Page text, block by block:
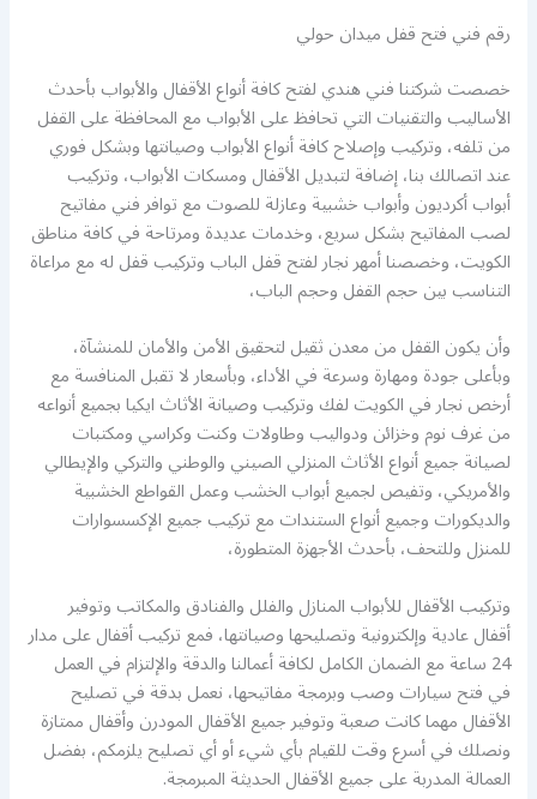
رقم فني فتح قفل ميدان حولي
خصصت شركتنا فني هندي لفتح كافة أنواع الأقفال والأبواب بأحدث
الأساليب والتقنيات التي تحافظ على الأبواب مع المحافظة على القفل
من تلفه، وتركيب وإصلاح كافة أنواع الأبواب وصيانتها وبشكل فوري
عند اتصالك بنا، إضافة لتبديل الأقفال ومسكات الأبواب، وتركيب
أبواب أكرديون وأبواب خشبية وعازلة للصوت مع توافر فني مفاتيح
لصب المفاتيح بشكل سريع، وخدمات عديدة ومرتاحة في كافة مناطق
الكويت، وخصصنا أمهر نجار لفتح قفل الباب وتركيب قفل له مع مراعاة
التناسب بين حجم القفل وحجم الباب،
وأن يكون القفل من معدن ثقيل لتحقيق الأمن والأمان للمنشآة،
وبأعلى جودة ومهارة وسرعة في الأداء، وبأسعار لا تقبل المنافسة مع
أرخص نجار في الكويت لفك وتركيب وصيانة الأثاث ايكيا بجميع أنواعه
من غرف نوم وخزائن ودواليب وطاولات وكنت وكراسي ومكتبات
لصيانة جميع أنواع الأثاث المنزلي الصيني والوطني والتركي والإيطالي
والأمريكي، وتفيص لجميع أبواب الخشب وعمل القواطع الخشبية
والديكورات وجميع أنواع الستندات مع تركيب جميع الإكسسوارات
للمنزل وللتحف، بأحدث الأجهزة المتطورة،
وتركيب الأقفال للأبواب المنازل والفلل والفنادق والمكاتب وتوفير
أقفال عادية وإلكترونية وتصليحها وصيانتها، فمع تركيب أقفال على مدار
24 ساعة مع الضمان الكامل لكافة أعمالنا والدقة والإلتزام في العمل
في فتح سيارات وصب وبرمجة مفاتيحها، نعمل بدقة في تصليح
الأقفال مهما كانت صعبة وتوفير جميع الأقفال المودرن وأقفال ممتازة
ونصلك في أسرع وقت للقيام بأي شيء أو أي تصليح يلزمكم، بفضل
العمالة المدربة على جميع الأقفال الحديثة المبرمجة.